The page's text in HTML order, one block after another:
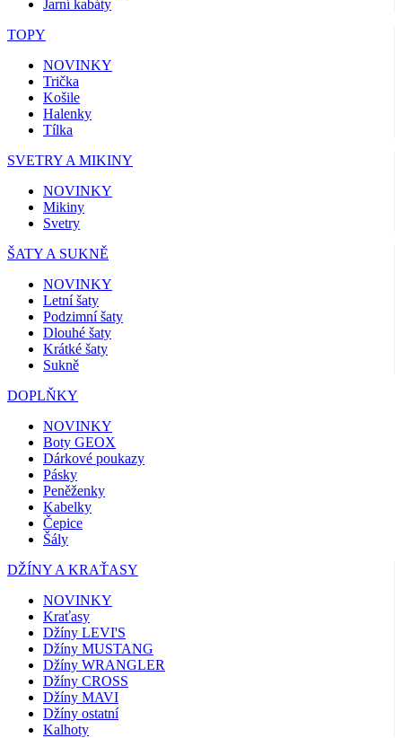
Jarní kabáty
TOPY
NOVINKY
Trička
Košile
Halenky
Tílka
SVETRY A MIKINY
NOVINKY
Mikiny
Svetry
ŠATY A SUKNĚ
NOVINKY
Letní šaty
Podzimní šaty
Dlouhé šaty
Krátké šaty
Sukně
DOPLŇKY
NOVINKY
Boty GEOX
Dárkové poukazy
Pásky
Peněženky
Kabelky
Čepice
Šály
DŽÍNY A KRAŤASY
NOVINKY
Kraťasy
Džíny LEVI'S
Džíny MUSTANG
Džíny WRANGLER
Džíny CROSS
Džíny MAVI
Džíny ostatní
Kalhoty